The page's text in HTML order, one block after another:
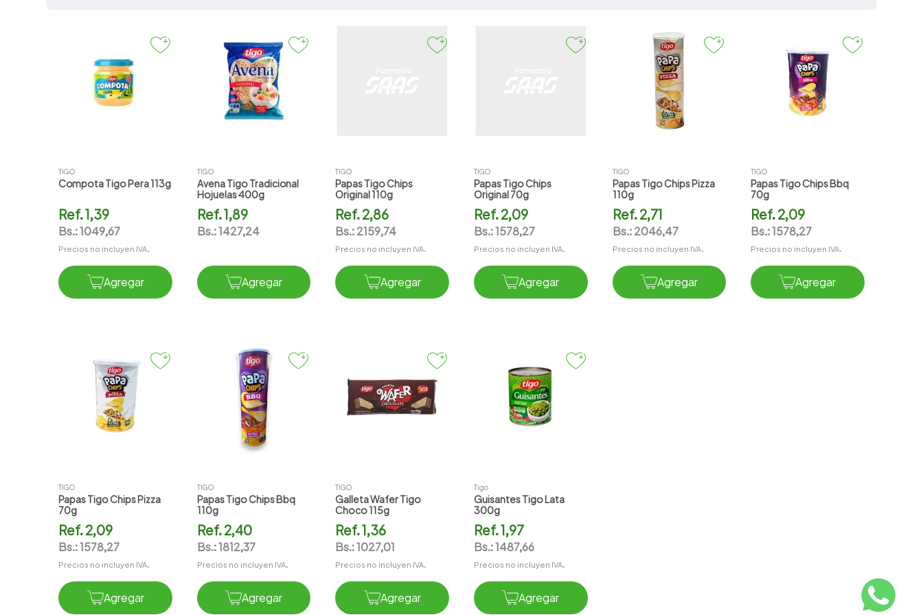
TIGO
Compota Tigo Pera 113g
Ref.1,39
Bs.:1049,67
Precios no incluyen IVA.
Agregar
TIGO
Avena Tigo Tradicional
Hojuelas 400g
Ref.1,89
Bs.:1427,24
Agregar
TIGO
Papas Tigo Chips
Original 110g
Ref.2,86
Bs.:2159,74
Precios no incluyen IVA.
Agregar
TIGO
Papas Tigo Chips
Original 70g
Ref.2,09
Bs.:1578,27
Precios no incluyen IVA.
Agregar
TIGO
Papas Tigo Chips Pizza
110g
Ref.2,71
Bs.: 2046,47
Precios no incluyen IVA.
Agregar
TIGO
Papas Tigo Chips Bbq
70g
Ref.2,09
Bs.:1578,27
Precios no incluyen IVA.
Agregar
TIGO
Papas Tigo Chips Pizza
70g
Ref.2,09
Bs.:1578,27
Precios no incluyen IVA.
Agregar
TIGO
Papas Tigo Chips Bbq
110g
Ref.2,40
Bs.:1812,37
Precios no incluyen IVA.
Agregar
TIGO
Galleta Wafer Tigo
Choco 115g
Ref.1,36
Bs.:1027,01
Precios no incluyen IVA.
Agregar
Tigo
Guisantes Tigo Lata
300g
Ref.1,97
Bs.:1487,66
Precios no incluyen IVA.
Agregar
slinda
pharmacorp